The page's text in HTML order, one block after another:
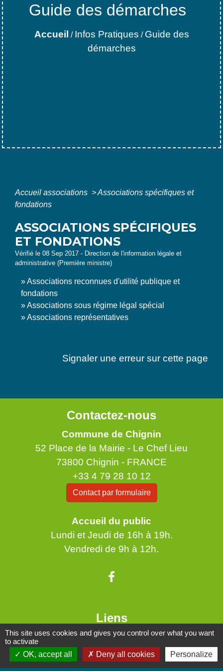
Guide des démarches
Accueil / Infos Pratiques / Guide des
démarches
Accueil associations >Associations spécifiques et
fondations
ASSOCIATIONS SPÉCIFIQUES
ET FONDATIONS
Vérifié le 08 Sep 2017 - Direction de l'information légale et
administrative (Première ministre)
Associations reconnues d'utilité publique et
fondations
Associations sous régime légal spécial
Associations représentatives
Signaler une erreur sur cette page
Contactez-nous
Commune de Chignin
52 Place de la Mairie - Le Chef Lieu
73800 Chignin - FRANCE
+33 4 79 28 10 12
Contact par formulaire
Accueil du public
Lundi et Jeudi de 16h à 19h.
Vendredi de 9h à 12h.
Liens
Communauté de Communes Coeur de Savoie
Jumelages
This site uses cookies and gives you control over what you want
to activate
OK, accept all
Deny all cookies Personalize